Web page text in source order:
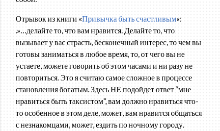
Отрывок из книги «Привычка быть счастливым«:
.»…делайте то, что вам нравится. Делайте то, что
вызывает у вас страсть, бесконечный интерес, то чем вы
готовы заниматься в любое время, то, от чего вы не
устаете, можете говорить об этом часами и ни разу не
повториться. Это я считаю самое сложное в процессе
становления богатым. Здесь НЕ подойдет ответ “мне
нравиться быть таксистом”, вам должно нравиться что-
то особенное в этом деле, может, вам нравится общаться
с незнакомцами, может, ездить по ночному городу.